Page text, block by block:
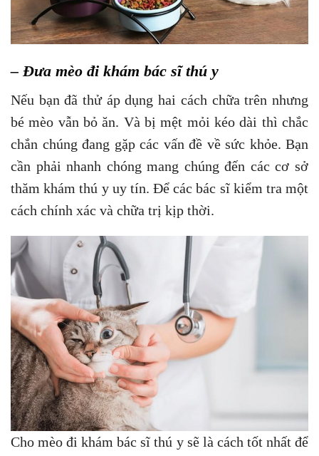
– Đưa mèo đi khám bác sĩ thú y
Nếu bạn đã thử áp dụng hai cách chữa trên nhưng
bé mèo vẫn bỏ ăn. Và bị mệt mỏi kéo dài thì chắc
chắn chúng đang gặp các vấn đề về sức khỏe. Bạn
cần phải nhanh chóng mang chúng đến các cơ sở
thăm khám thú y uy tín. Để các bác sĩ kiểm tra một
cách chính xác và chữa trị kịp thời.
​​​Cho mèo đi khám bác sĩ thú y sẽ là cách tốt nhất để